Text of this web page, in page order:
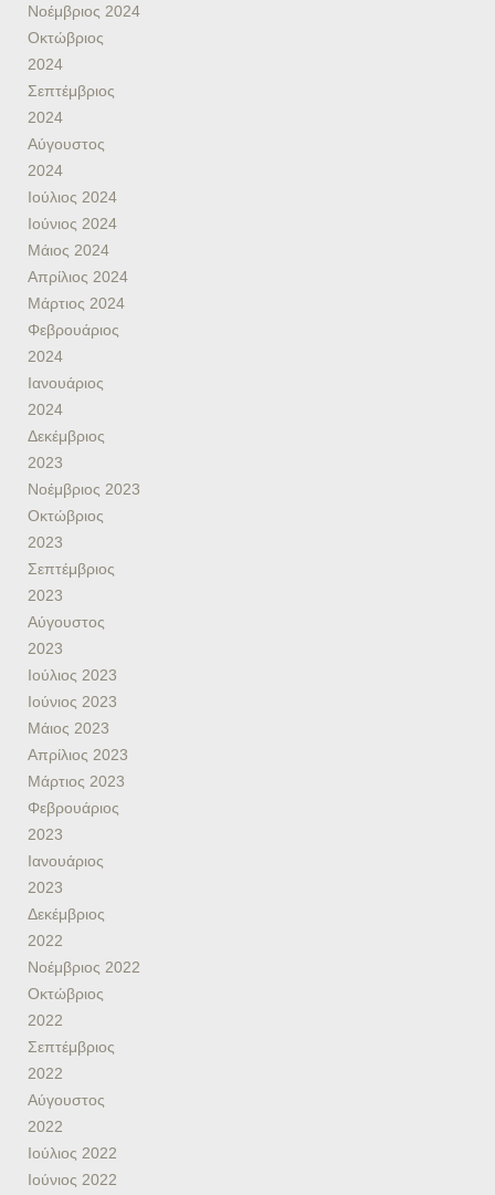
Νοέμβριος 2024
Οκτώβριος
2024
Σεπτέμβριος
2024
Αύγουστος
2024
Ιούλιος 2024
Ιούνιος 2024
Μάιος 2024
Απρίλιος 2024
Μάρτιος 2024
Φεβρουάριος
2024
Ιανουάριος
2024
Δεκέμβριος
2023
Νοέμβριος 2023
Οκτώβριος
2023
Σεπτέμβριος
2023
Αύγουστος
2023
Ιούλιος 2023
Ιούνιος 2023
Μάιος 2023
Απρίλιος 2023
Μάρτιος 2023
Φεβρουάριος
2023
Ιανουάριος
2023
Δεκέμβριος
2022
Νοέμβριος 2022
Οκτώβριος
2022
Σεπτέμβριος
2022
Αύγουστος
2022
Ιούλιος 2022
Ιούνιος 2022